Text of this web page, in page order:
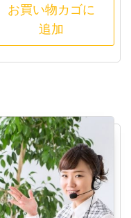
お買い物カゴに
追加